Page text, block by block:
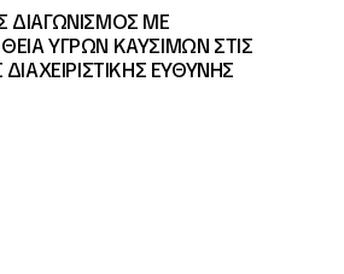
ΔΙΑΓΩΝΙΣΜΟΣ ΜΕ
ΥΓΡΩΝ ΚΑΥΣΙΜΩΝ ΣΤΙΣ
ΕΥΘΥΝΗΣ